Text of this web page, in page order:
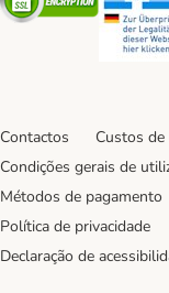
Contactos Custos de
Condições gerais de
Métodos de pagamento
Política de privacidade
Declaração de